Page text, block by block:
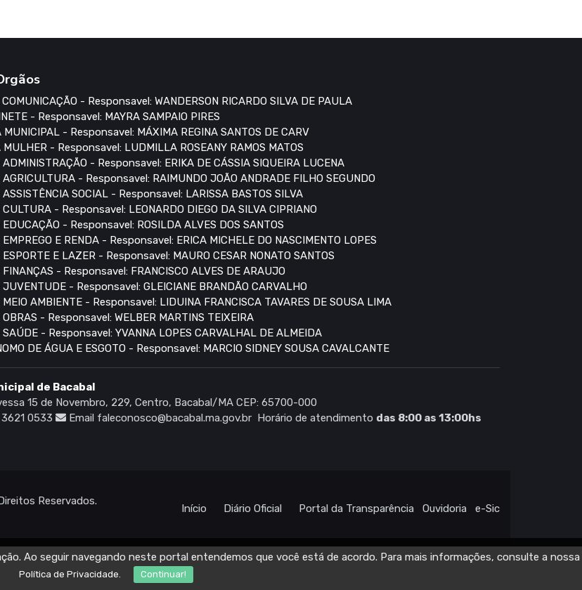
Ao seguir navegando neste portal entendemos que você está de acordo. Para mais informações, consulte a nossa
Política de Privacidade. Continuar!
COMUNICAÇÃO - Responsavel: WANDERSON RICARDO SILVA DE PAULA
- Responsavel: MAYRA SAMPAIO PIRES
MUNICIPAL - Responsavel: MÁXIMA REGINA SANTOS DE CARV
MULHER - Responsavel: LUDMILLA ROSEANY RAMOS MATOS
ADMINISTRAÇÃO - Responsavel: ERIKA DE CÁSSIA SIQUEIRA LUCENA
AGRICULTURA - Responsavel: RAIMUNDO JOÃO ANDRADE FILHO SEGUNDO
ASSISTÊNCIA SOCIAL - Responsavel: LARISSA BASTOS SILVA
CULTURA - Responsavel: LEONARDO DIEGO DA SILVA CIPRIANO
EDUCAÇÃO - Responsavel: ROSILDA ALVES DOS SANTOS
E RENDA - Responsavel: ERICA MICHELE DO NASCIMENTO LOPES
E LAZER - Responsavel: MAURO CESAR NONATO SANTOS
FINANÇAS - Responsavel: FRANCISCO ALVES DE ARAUJO
JUVENTUDE - Responsavel: GLEICIANE BRANDÃO CARVALHO
MEIO AMBIENTE - Responsavel: LIDUINA FRANCISCA TAVARES DE SOUSA LIMA
OBRAS - Responsavel: WELBER MARTINS TEIXEIRA
SAÚDE - Responsavel: YVANNA LOPES CARVALHAL DE ALMEIDA
DE ÁGUA E ESGOTO - Responsavel: MARCIO SIDNEY SOUSA CAVALCANTE
de Bacabal
15 de Novembro, 229, Centro, Bacabal/MA CEP: 65700-000
0533
Email faleconosco@bacabal.ma.gov.br Horário de atendimento das 8:00 as 13:00hs
Reservados.
Início Diário Oficial Portal da Transparência Ouvidoria e-Sic